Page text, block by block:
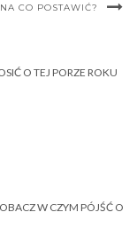
CO POSTAWIĆ?
O TEJ PORZE ROKU
W CZYM PÓJŚĆ O